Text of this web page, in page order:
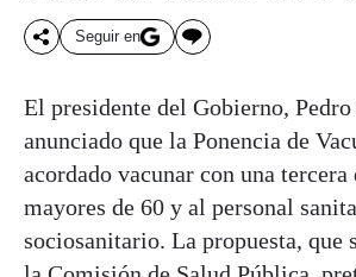
Seguir en
El presidente del Gobierno, Pedro
anunciado que la Ponencia de
acordado vacunar con una tercera
mayores de 60 y al personal
sociosanitario. La propuesta, que